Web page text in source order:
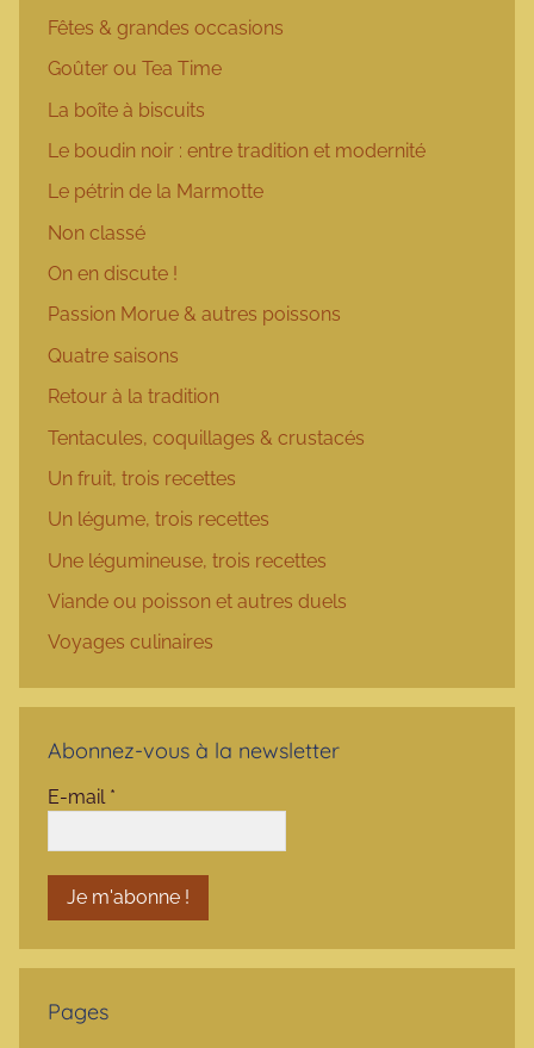
Fêtes & grandes occasions
Goûter ou Tea Time
La boîte à biscuits
Le boudin noir : entre tradition et modernité
Le pétrin de la Marmotte
Non classé
On en discute !
Passion Morue & autres poissons
Quatre saisons
Retour à la tradition
Tentacules, coquillages & crustacés
Un fruit, trois recettes
Un légume, trois recettes
Une légumineuse, trois recettes
Viande ou poisson et autres duels
Voyages culinaires
Abonnez-vous à la newsletter
E-mail *
Pages